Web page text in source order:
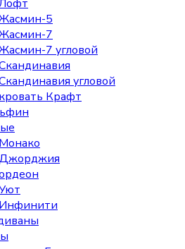
5
7
7 угловой
угловой
Крафт